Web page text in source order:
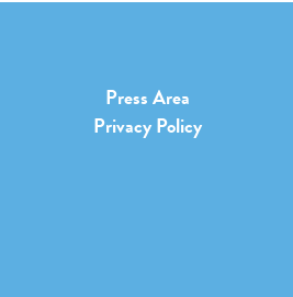
Press Area
Privacy Policy